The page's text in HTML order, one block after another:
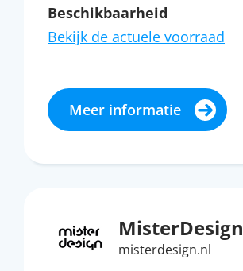
Beschikbaarheid
Bekijk de actuele voorraad
Meer informatie
MisterDesign
misterdesign.nl